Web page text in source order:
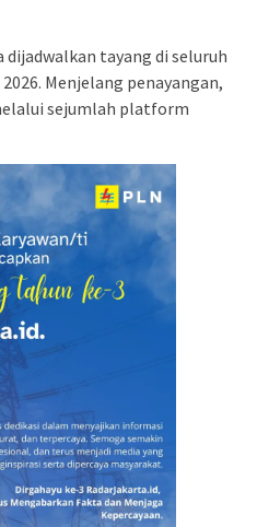
dijadwalkan tayang di seluruh
Menjelang penayangan,
sejumlah platform